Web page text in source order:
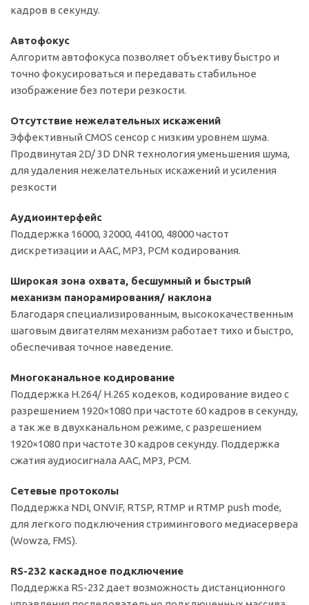
кадров в секунду.
Автофокус
Алгоритм автофокуса позволяет объективу быстро и
точно фокусироваться и передавать стабильное
изображение без потери резкости.
Отсутствие нежелательных искажений
Эффективный CMOS сенсор с низким уровнем шума.
Продвинутая 2D/ 3D DNR технология уменьшения шума,
для удаления нежелательных искажений и усиления
резкости
Аудиоинтерфейс
Поддержка 16000, 32000, 44100, 48000 частот
дискретизации и AAC, MP3, PCM кодирования.
Широкая зона охвата, бесшумный и быстрый
механизм панорамирования/ наклона
Благодаря специализированным, высококачественным
шаговым двигателям механизм работает тихо и быстро,
обеспечивая точное наведение.
Многоканальное кодирование
Поддержка H.264/ H.265 кодеков, кодирование видео с
разрешением 1920×1080 при частоте 60 кадров в секунду,
а так же в двухканальном режиме, с разрешением
1920×1080 при частоте 30 кадров секунду. Поддержка
сжатия аудиосигнала AAC, MP3, PCM.
Сетевые протоколы
Поддержка NDI, ONVIF, RTSP, RTMP и RTMP push mode,
для легкого подключения стримингового медиасервера
(Wowza, FMS).
RS-232 каскадное подключение
Поддержка RS-232 дает возможность дистанционного